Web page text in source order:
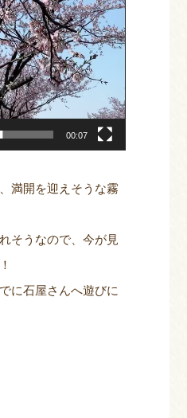
00:07
満開を迎えそうな霧
そうなので、今が見
に石屋さんへ遊びに